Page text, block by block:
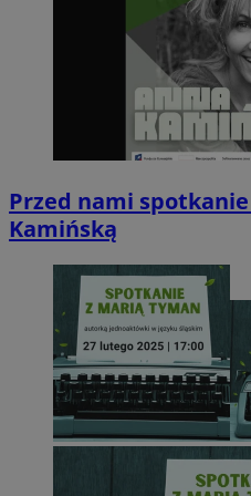
Przed nami
Kamińską
suid